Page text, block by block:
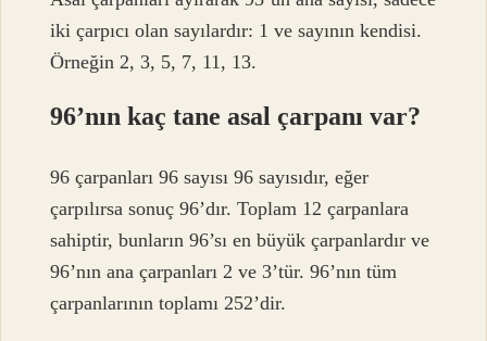
iki çarpıcı olan sayılardır: 1 ve sayının kendisi.
Örneğin 2, 3, 5, 7, 11, 13.
96’nın kaç tane asal çarpanı var?
96 çarpanları 96 sayısı 96 sayısıdır, eğer
çarpılırsa sonuç 96’dır. Toplam 12 çarpanlara
sahiptir, bunların 96’sı en büyük çarpanlardır ve
96’nın ana çarpanları 2 ve 3’tür. 96’nın tüm
çarpanlarının toplamı 252’dir.